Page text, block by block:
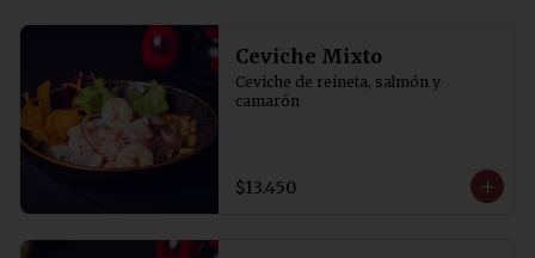
Ceviche Mixto
Ceviche de reineta, salmón y
camarón
$13.450